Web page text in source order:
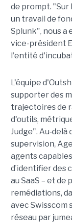
de prompt. "Sur
un travail de
Splunk", nous a
vice-président
l'entité
L'équipe
supporter des
trajectoires de
d'outils,
Judge". Au‑delà
supervision,
agents
d’identifier des
au SaaS – et de
remédiations,
avec Swisscom
réseau par